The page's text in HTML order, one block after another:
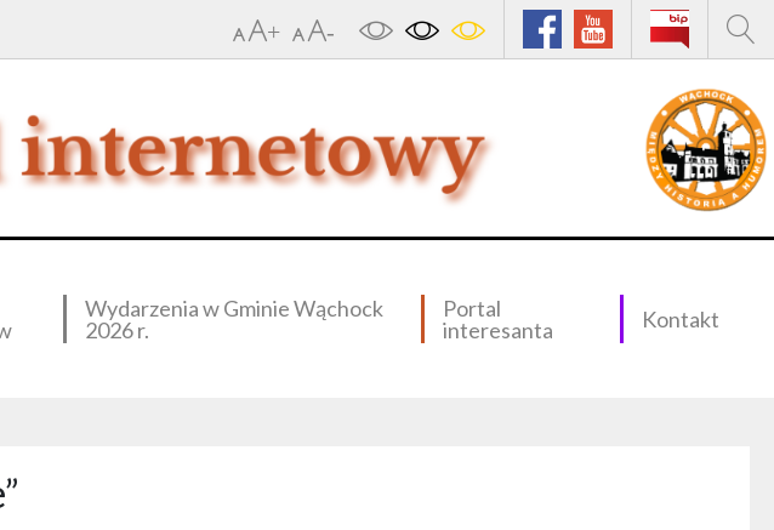
Wydarzenia w Gminie Wąchock
2026 r.
Portal
interesanta
Kontakt